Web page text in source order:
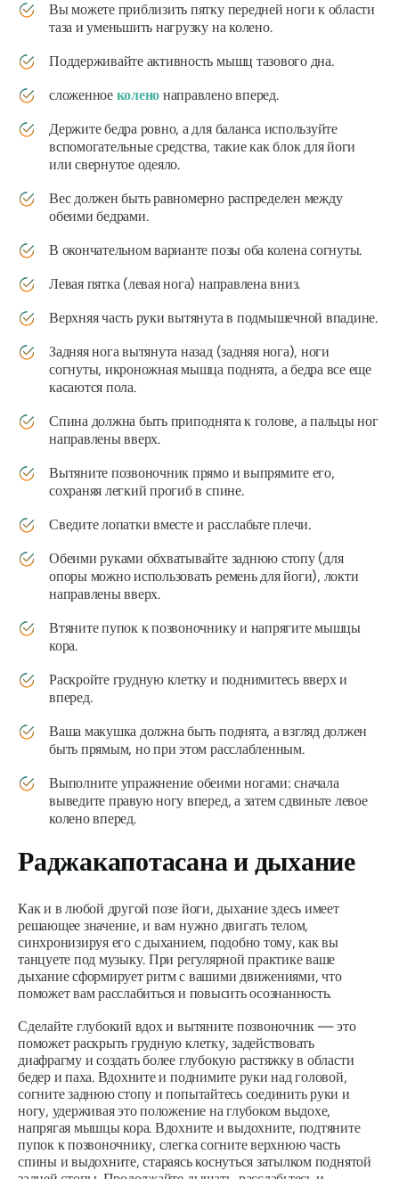
Вы можете приблизить пятку передней ноги к области
таза и уменьшить нагрузку на колено.
Поддерживайте активность мышц тазового дна.
сложенное колено направлено вперед.
Держите бедра ровно, а для баланса используйте
вспомогательные средства, такие как блок для йоги
или свернутое одеяло.
Вес должен быть равномерно распределен между
обеими бедрами.
В окончательном варианте позы оба колена согнуты.
Левая пятка (левая нога) направлена ​​вниз.
Верхняя часть руки вытянута в подмышечной впадине.
Задняя нога вытянута назад (задняя нога), ноги
согнуты, икроножная мышца поднята, а бедра все еще
касаются пола.
Спина должна быть приподнята к голове, а пальцы ног
направлены вверх.
Вытяните позвоночник прямо и выпрямите его,
сохраняя легкий прогиб в спине.
Сведите лопатки вместе и расслабьте плечи.
Обеими руками обхватывайте заднюю стопу (для
опоры можно использовать ремень для йоги), локти
направлены вверх.
Втяните пупок к позвоночнику и напрягите мышцы
кора.
Раскройте грудную клетку и поднимитесь вверх и
вперед.
Ваша макушка должна быть поднята, а взгляд должен
быть прямым, но при этом расслабленным.
Выполните упражнение обеими ногами: сначала
выведите правую ногу вперед, а затем сдвиньте левое
колено вперед.
Раджакапотасанаи дыхание
Как и в любой другой позе йоги, дыхание здесь имеет
решающее значение, и вам нужно двигать телом,
синхронизируя его с дыханием, подобно тому, как вы
танцуете под музыку. При регулярной практике ваше
дыхание сформирует ритм с вашими движениями, что
поможет вам расслабиться и повысить осознанность.
Сделайте глубокий вдох и вытяните позвоночник — это
поможет раскрыть грудную клетку, задействовать
диафрагму и создать более глубокую растяжку в области
бедер и паха. Вдохните и поднимите руки над головой,
согните заднюю стопу и попытайтесь соединить руки и
ногу, удерживая это положение на глубоком выдохе,
напрягая мышцы кора. Вдохните и выдохните, подтяните
пупок к позвоночнику, слегка согните верхнюю часть
спины и выдохните, стараясь коснуться затылком поднятой